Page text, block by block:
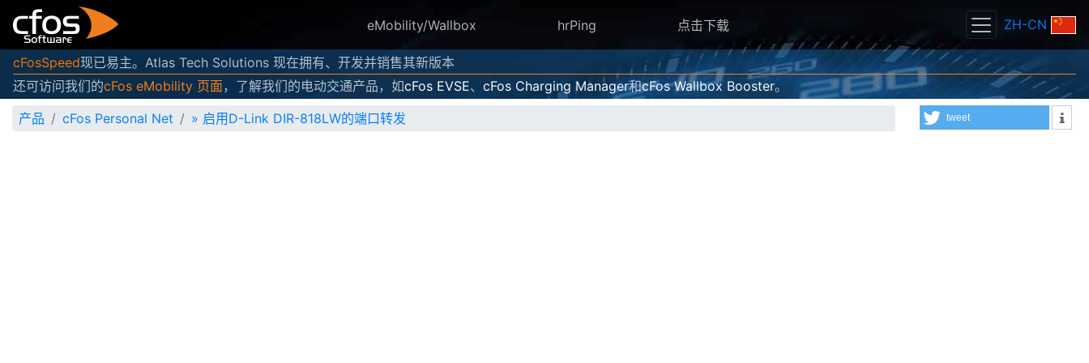
eMobility/Wallbox hrPing 点击下载 ZH-CN
cFosSpeed现已易主。Atlas Tech Solutions 现在拥有、开发并销售其新版本
还可访问我们的cFos eMobility 页面，了解我们的电动交通产品，如cFos EVSE、 cFos Charging Manager和cFos Wallbox Booster。
产品
cFos Personal Net » 启用D-Link DIR-818LW的端口转发 tweet